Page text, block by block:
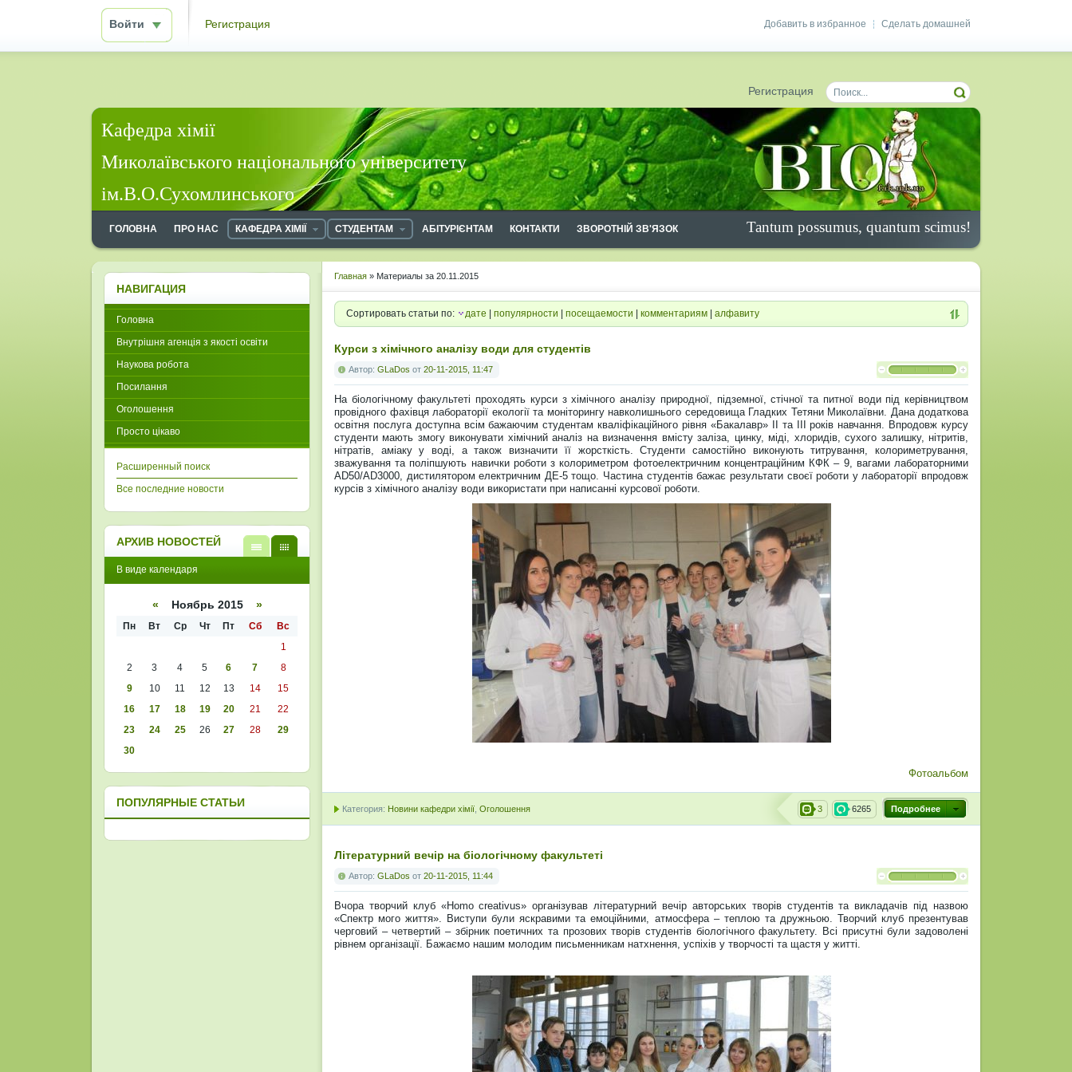
Сделать домашней
Добавить в избранное
Войти Регистрация
Регистрация
Кафедра хімії
Миколаївського національного університету
ім.В.О.Сухомлинського
Tantum possumus, quantum scimus!
ГОЛОВНА ПРО НАС КАФЕДРА ХІМІЇ СТУДЕНТАМ АБІТУРІЄНТАМ КОНТАКТИ ЗВОРОТНІЙ ЗВ'ЯЗОК
Главная » Материалы за 20.11.2015
Сортировать статьи по: дате популярности посещаемости комментариям алфавиту
Курси з хімічного аналізу води для студентів
Автор: GLaDos от 20-11-2015, 11:47
На біологічному факультеті проходять курси з хімічного аналізу природної, підземної, стічної та питної води під керівництвом
провідного фахівця лабораторії екології та моніторингу навколишнього середовища Гладких Тетяни Миколаївни. Дана додаткова
освітня послуга доступна всім бажаючим студентам кваліфікаційного рівня «Бакалавр» ІІ та ІІІ років навчання. Впродовж курсу
студенти мають змогу виконувати хімічний аналіз на визначення вмісту заліза, цинку, міді, хлоридів, сухого залишку, нітритів,
нітратів, аміаку у воді, а також визначити її жорсткість. Студенти самостійно виконують титрування, колориметрування,
зважування та поліпшують навички роботи з колориметром фотоелектричним концентраційним КФК – 9, вагами лабораторними
AD50/AD3000, дистилятором електричним ДЕ-5 тощо. Частина студентів бажає результати своєї роботи у лабораторії впродовж
курсів з хімічного аналізу води використати при написанні курсової роботи.
Фотоальбом
Подробнее
6265
3
Категория: Новини кафедри хімії Оголошення
Літературний вечір на біологічному факультеті
Автор: GLaDos от 20-11-2015, 11:44
Вчора творчий клуб «Homo creativus» організував літературний вечір авторських творів студентів та викладачів під назвою
«Спектр мого життя». Виступи були яскравими та емоційними, атмосфера – теплою та дружньою. Творчий клуб презентував
черговий – четвертий – збірник поетичних та прозових творів студентів біологічного факультету. Всі присутні були задоволені
рівнем організації. Бажаємо нашим молодим письменникам натхнення, успіхів у творчості та щастя у житті.
НАВИГАЦИЯ
Головна
Внутрішня агенція з якості освіти
Наукова робота
Посилання
Оголошення
Просто цікаво
Расширенный поиск
Все последние новости
АРХИВ НОВОСТЕЙ
кален
списк
В виде календаря
« Ноябрь 2015 »
Пн Вт Ср Чт Пт Сб
Вс
1
2
3 4 5 6 7
8
9
10 11 12 13 14
15
16
17 18 19 20 21
22
23
24 25 26 27 28
29
30
ПОПУЛЯРНЫЕ СТАТЬИ